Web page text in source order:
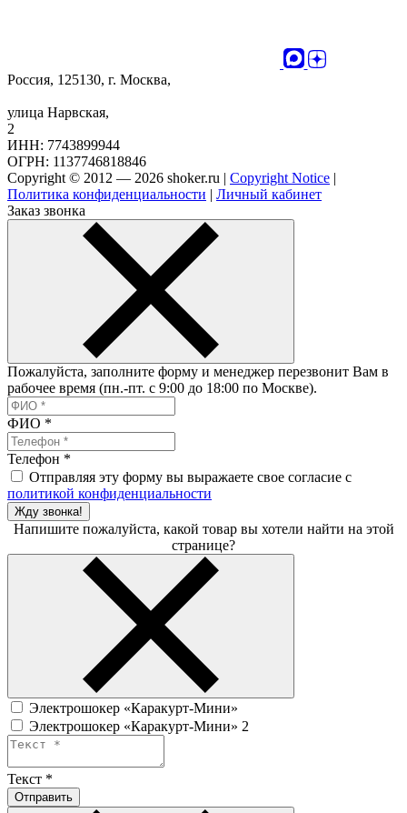
Россия, 125130, г. Москва,
улица Нарвская,
2
ИНН: 7743899944
ОГРН: 1137746818846
Copyright © 2012 — 2026 shoker.ru | Copyright Notice |
Политика конфиденциальности | Личный кабинет
Заказ звонка
Пожалуйста, заполните форму и менеджер перезвонит Вам в
рабочее время (пн.-пт. с 9:00 до 18:00 по Москве).
ФИО *
Телефон *
Отправляя эту форму вы выражаете свое согласие с
политикой конфиденциальности
Жду звонка!
Напишите пожалуйста, какой товар вы хотели найти на этой
странице?
Электрошокер «Каракурт-Мини»
Электрошокер «Каракурт-Мини» 2
Текст *
Отправить